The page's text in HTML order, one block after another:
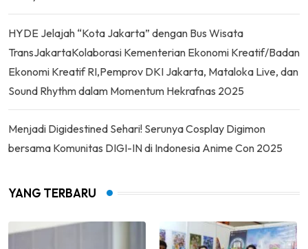
HYDE Jelajah “Kota Jakarta” dengan Bus Wisata
TransJakartaKolaborasi Kementerian Ekonomi Kreatif/Badan
Ekonomi Kreatif RI,Pemprov DKI Jakarta, Mataloka Live, dan
Sound Rhythm dalam Momentum Hekrafnas 2025
Menjadi Digidestined Sehari! Serunya Cosplay Digimon
bersama Komunitas DIGI-IN di Indonesia Anime Con 2025
YANG TERBARU